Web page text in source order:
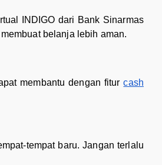
INDIGO dari Bank Sinarmas
belanja lebih aman.
membantu dengan fiturcash
tempat baru. Jangan terlalu